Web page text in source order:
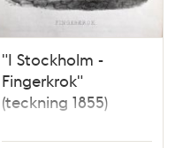
"I Stockholm -
Fingerkrok"
(teckning 1855)